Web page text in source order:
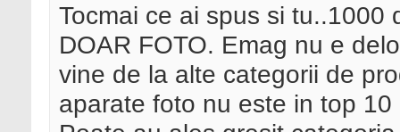
Tocmai ce ai spus si tu..1000
DOAR FOTO. Emag nu e
vine de la alte categorii de
aparate foto nu este in top